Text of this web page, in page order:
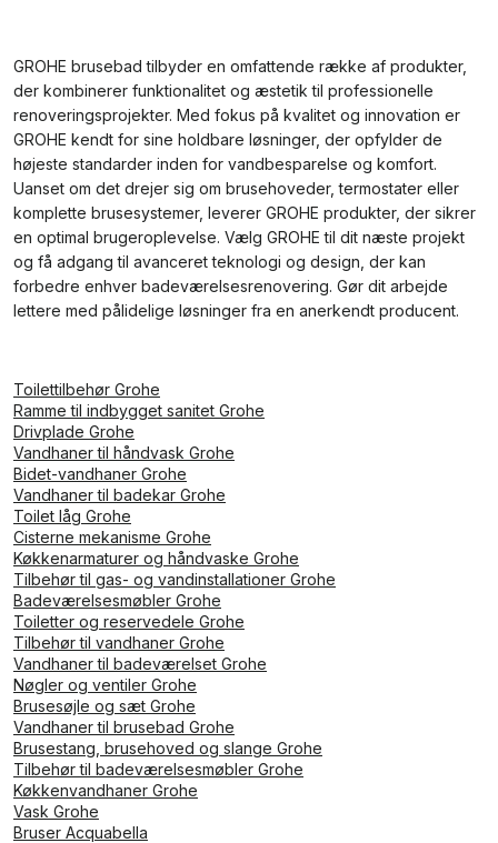
GROHE brusebad tilbyder en omfattende række af produkter,
der kombinerer funktionalitet og æstetik til professionelle
renoveringsprojekter. Med fokus på kvalitet og innovation er
GROHE kendt for sine holdbare løsninger, der opfylder de
højeste standarder inden for vandbesparelse og komfort.
Uanset om det drejer sig om brusehoveder, termostater eller
komplette brusesystemer, leverer GROHE produkter, der sikrer
en optimal brugeroplevelse. Vælg GROHE til dit næste projekt
og få adgang til avanceret teknologi og design, der kan
forbedre enhver badeværelsesrenovering. Gør dit arbejde
lettere med pålidelige løsninger fra en anerkendt producent.
Toilettilbehør Grohe
Ramme til indbygget sanitet Grohe
Drivplade Grohe
Vandhaner til håndvask Grohe
Bidet-vandhaner Grohe
Vandhaner til badekar Grohe
Toilet låg Grohe
Cisterne mekanisme Grohe
Køkkenarmaturer og håndvaske Grohe
Tilbehør til gas- og vandinstallationer Grohe
Badeværelsesmøbler Grohe
Toiletter og reservedele Grohe
Tilbehør til vandhaner Grohe
Vandhaner til badeværelset Grohe
Nøgler og ventiler Grohe
Brusesøjle og sæt Grohe
Vandhaner til brusebad Grohe
Brusestang, brusehoved og slange Grohe
Tilbehør til badeværelsesmøbler Grohe
Køkkenvandhaner Grohe
Vask Grohe
Bruser Acquabella